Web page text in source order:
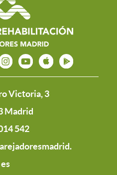
Victoria, 3
Madrid
542
es